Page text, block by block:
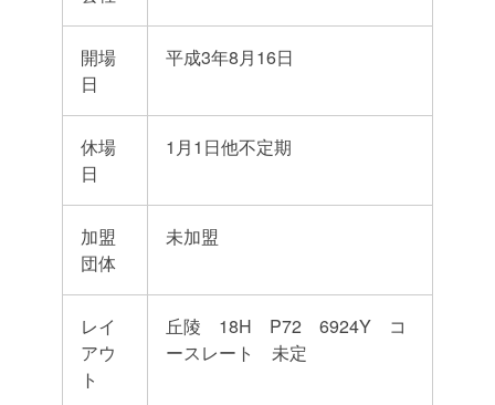
開場
日
平成3年8月16日
休場
日
1月1日他不定期
加盟
団体
未加盟
レイ
アウ
ト
丘陵 18H P72 6924Y コ
ースレート 未定